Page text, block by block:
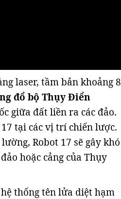
laser, tầm bắn khoảng 8
đổ bộ Thụy Điển
giữa đất liền ra các đảo.
tại các vị trí chiến lược.
Robot 17 sẽ gây khó
hoặc cảng của Thụy
thống tên lửa diệt hạm